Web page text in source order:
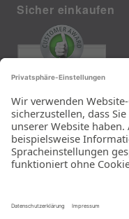
Sicher einkaufen
372 reviews from real customers
(last 12 months)
Total: 11290
Die Auswahl und die
Einfachheit der
Bestellung.